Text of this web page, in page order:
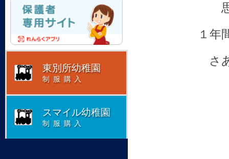
１年
さ
Facebook
東別所幼稚園
制服購入
スマイル幼稚園
制服購入